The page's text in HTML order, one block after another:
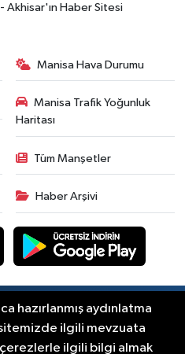
Akhisar'ın Haber Sitesi
Manisa Hava Durumu
Manisa Trafik Yoğunluk
Haritası
Tüm Manşetler
Haber Arşivi
Press Haber 2012-2026 Her
hakkı saklıdır.
hazırlanmış aydınlatma
ilgili mevzuata
çerezlerle ilgili bilgi almak